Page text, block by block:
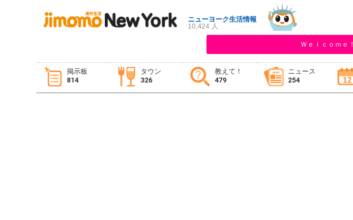
ニューヨーク生活情報
10,424 人
Ｗｅｌｃｏｍｅ！
掲示板
814
タウン
326
教えて！
479
ニュース
254
タウン情報